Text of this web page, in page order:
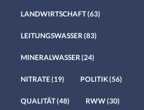
LANDWIRTSCHAFT(63)
LEITUNGSWASSER (83)
MINERALWASSER (24)
NITRATE(19) POLITIK(56)
QUALITÄT(48) RWW(30)